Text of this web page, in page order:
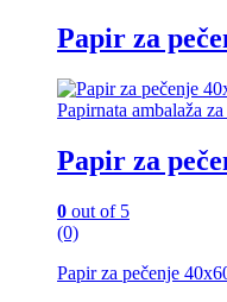
Papir za
Papirnata ambalaža
Papir za
0 out of 5
(0)
Papir za pečenje